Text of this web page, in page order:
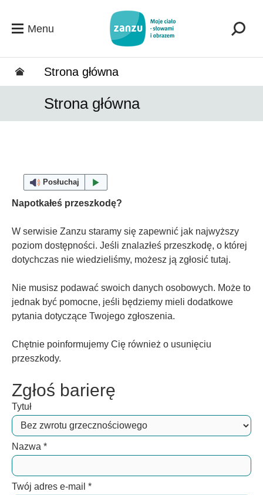
Menu
Strona główna
Strona główna
Posłuchaj
Napotkałeś przeszkodę?
W serwisie Zanzu staramy się zapewnić jak najwyższy
poziom dostępności. Jeśli znalazłeś przeszkodę, o której
dotychczas nie wiedzieliśmy, możesz ją zgłosić tutaj.
Nie musisz podawać swoich danych osobowych. Może to
jednak być pomocne, jeśli będziemy mieli dodatkowe
pytania dotyczące Twojego zgłoszenia.
Chętnie poinformujemy Cię również o usunięciu
przeszkody.
Zgłoś barierę
Tytuł
Nazwa *
Twój adres e-mail *